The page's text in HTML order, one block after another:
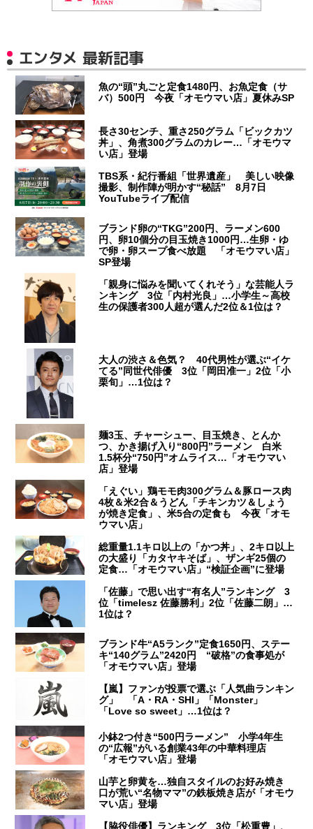
エンタメ 最新記事
魚の“頭”丸ごと定食1480円、お魚定食（サ
バ）500円 今夜「オモウマい店」夏休みSP
長さ30センチ、重さ250グラム「ビックカツ
丼」、角煮300グラムのカレー…「オモウマ
い店」登場
TBS系・紀行番組「世界遺産」 美しい映像
撮影、制作陣が明かす“秘話” 8月7日
YouTubeライブ配信
ブランド卵の“TKG”200円、ラーメン600
円、卵10個分の目玉焼き1000円…生卵・ゆ
で卵・卵スープ食べ放題 「オモウマい店」
SP登場
「親身に悩みを聞いてくれそう」な芸能人ラ
ンキング 3位「内村光良」…小学生～高校
生の保護者300人超が選んだ2位＆1位は？
大人の渋さ＆色気？ 40代男性が選ぶ“イケ
てる”同世代俳優 3位「岡田准一」2位「小
栗旬」…1位は？
麺3玉、チャーシュー、目玉焼き、とんか
つ、かき揚げ入り“800円”ラーメン 白米
1.5杯分“750円”オムライス…「オモウマい
店」登場
「えぐい」鶏モモ肉300グラム＆豚ロース肉
4枚＆米2合＆うどん「チキンカツ＆しょう
が焼き定食」、米5合の定食も 今夜「オモ
ウマい店」
総重量1.1キロ以上の「かつ丼」、2キロ以上
の大盛り「カタヤキそば」、ザンギ25個の
定食…「オモウマい店」“検証企画”に登場
「佐藤」で思い出す“有名人”ランキング 3
位「timelesz 佐藤勝利」2位「佐藤二朗」…
1位は？
ブランド牛“A5ランク”定食1650円、ステー
キ“140グラム”2420円 “破格”の食事処が
「オモウマい店」登場
【嵐】ファンが投票で選ぶ「人気曲ランキン
グ」 「A・RA・SHI」「Monster」
「Love so sweet」…1位は？
小鉢2つ付き“500円ラーメン” 小学4年生
の“広報”がいる創業43年の中華料理店
「オモウマい店」登場
山芋と卵黄を…独自スタイルのお好み焼き
口が荒い“名物ママ”の鉄板焼き店が「オモウ
マい店」登場
【脇役俳優】ランキング 3位「松重豊」、